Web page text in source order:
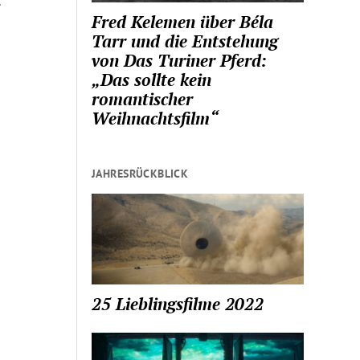
Fred Kelemen über Béla
Tarr und die Entstehung
von Das Turiner Pferd:
„Das sollte kein
romantischer
Weihnachtsfilm“
JAHRESRÜCKBLICK
25 Lieblingsfilme 2022